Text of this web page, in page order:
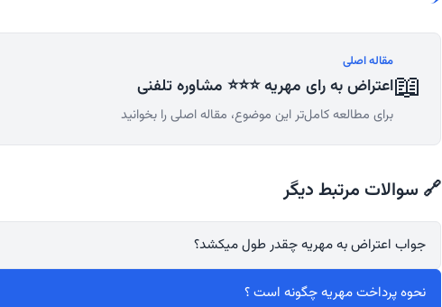
📖
مقاله اصلی
اعتراض به رای مهریه ⭐⭐⭐ مشاوره تلفنی
برای مطالعه کامل‌تر این موضوع، مقاله اصلی را بخوانید
🔗 سوالات مرتبط دیگر
جواب اعتراض به مهریه چقدر طول میکشد؟
نحوه پرداخت مهریه چگونه است ؟